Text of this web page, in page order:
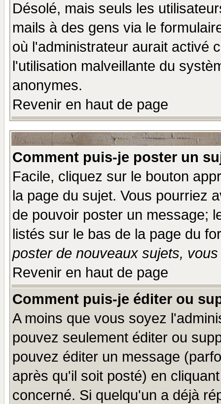
Désolé, mais seuls les
mails à des gens via le
où l'administrateur aurait activé
l'utilisation malveillante du
anonymes.
Revenir en haut de page
Comment puis-je poster un
Facile, cliquez sur le bouton
la page du sujet. Vous pourriez
de pouvoir poster un message;
listés sur le bas de la page du
poster de nouveaux sujets,
Revenir en haut de page
Comment puis-je éditer ou
A moins que vous soyez
pouvez seulement éditer ou
pouvez éditer un message
après qu'il soit posté) en
concerné. Si quelqu'un a déjà